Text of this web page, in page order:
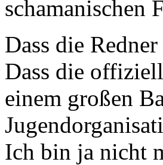
schamanischen
Dass die
Dass die
einem großen
Ich bin ja nicht